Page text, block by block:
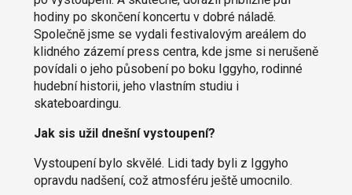
hodiny po skončení koncertu v dobré náladě.
Společně jsme se vydali festivalovým areálem do
klidného zázemí press centra, kde jsme si nerušeně
povídali o jeho působení po boku Iggyho, rodinné
hudební historii, jeho vlastním studiu i
skateboardingu.
Jak sis užil dnešní vystoupení?
Vystoupení bylo skvělé. Lidi tady byli z Iggyho
opravdu nadšení, což atmosféru ještě umocnilo.